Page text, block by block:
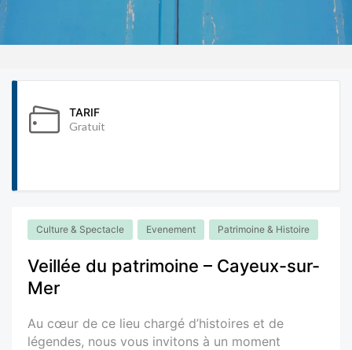
TARIF
Gratuit
Culture & Spectacle Evenement Patrimoine & Histoire
Veillée du patrimoine – Cayeux-sur-
Mer
Au cœur de ce lieu chargé d’histoires et de
légendes, nous vous invitons à un moment